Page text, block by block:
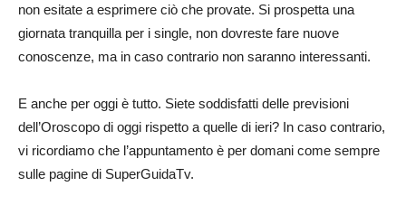
non esitate a esprimere ciò che provate. Si prospetta una
giornata tranquilla per i single, non dovreste fare nuove
conoscenze, ma in caso contrario non saranno interessanti.
E anche per oggi è tutto. Siete soddisfatti delle previsioni
dell’Oroscopo di oggi rispetto a quelle di ieri? In caso contrario,
vi ricordiamo che l’appuntamento è per domani come sempre
sulle pagine di SuperGuidaTv.